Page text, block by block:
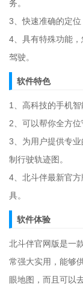
务。
3、快速准确的定位
4、具有特殊功能
驾驶。
软件特色
1、高科技的手机
2、可以帮你全方
3、为用户提供专
制行驶轨迹图。
4、北斗伴最新官
具。
软件体验
北斗伴官网版是一
常强大实用，能够
眼地图，而且可以